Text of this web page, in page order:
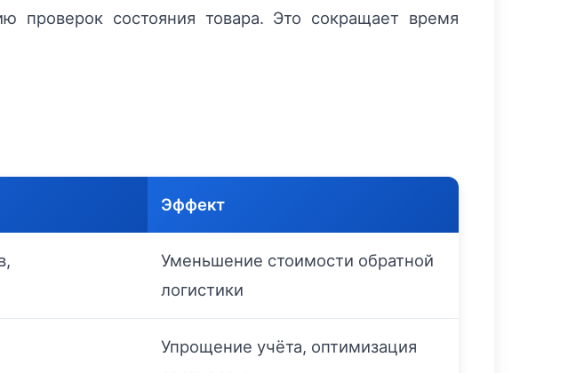
проверок состояния товара. Это сокращает время
Эффект
Уменьшение стоимости обратной
логистики
Упрощение учёта, оптимизация